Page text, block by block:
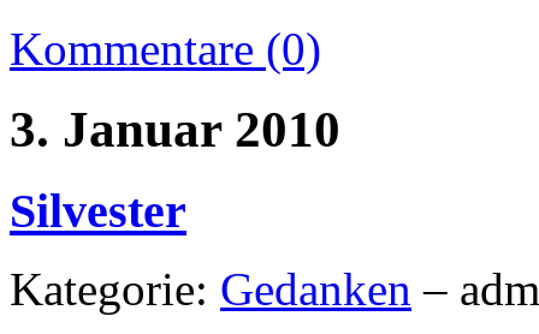
Kommentare (0)
3. Januar 2010
Silvester
Kategorie: Gedanken –